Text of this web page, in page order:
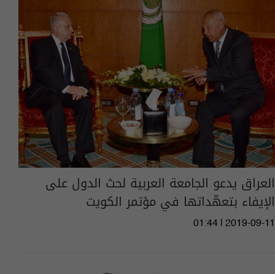
العراق يدعو الجامعة العربية لحث الدول على
الإيفاء بتعهّداتها في مؤتمر الكويت
01:44 | 2019-09-11